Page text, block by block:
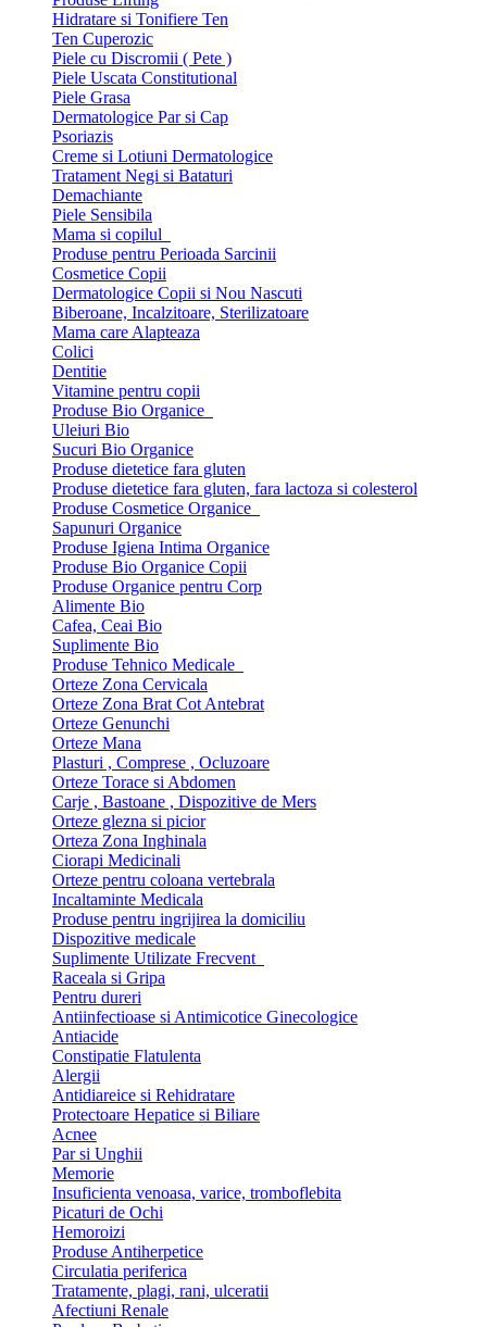
Hidratare si Tonifiere Ten
Ten Cuperozic
Piele cu Discromii ( Pete )
Piele Uscata Constitutional
Piele Grasa
Dermatologice Par si Cap
Psoriazis
Creme si Lotiuni Dermatologice
Tratament Negi si Bataturi
Demachiante
Piele Sensibila
Mama si copilul
Produse pentru Perioada Sarcinii
Cosmetice Copii
Dermatologice Copii si Nou Nascuti
Biberoane, Incalzitoare, Sterilizatoare
Mama care Alapteaza
Colici
Dentitie
Vitamine pentru copii
Produse Bio Organice
Uleiuri Bio
Sucuri Bio Organice
Produse dietetice fara gluten
Produse dietetice fara gluten, fara lactoza si colesterol
Produse Cosmetice Organice
Sapunuri Organice
Produse Igiena Intima Organice
Produse Bio Organice Copii
Produse Organice pentru Corp
Alimente Bio
Cafea, Ceai Bio
Suplimente Bio
Produse Tehnico Medicale
Orteze Zona Cervicala
Orteze Zona Brat Cot Antebrat
Orteze Genunchi
Orteze Mana
Plasturi , Comprese , Ocluzoare
Orteze Torace si Abdomen
Carje , Bastoane , Dispozitive de Mers
Orteze glezna si picior
Orteza Zona Inghinala
Ciorapi Medicinali
Orteze pentru coloana vertebrala
Incaltaminte Medicala
Produse pentru ingrijirea la domiciliu
Dispozitive medicale
Suplimente Utilizate Frecvent
Raceala si Gripa
Pentru dureri
Antiinfectioase si Antimicotice Ginecologice
Antiacide
Constipatie Flatulenta
Alergii
Antidiareice si Rehidratare
Protectoare Hepatice si Biliare
Acnee
Par si Unghii
Memorie
Insuficienta venoasa, varice, tromboflebita
Picaturi de Ochi
Hemoroizi
Produse Antiherpetice
Circulatia periferica
Tratamente, plagi, rani, ulceratii
Afectiuni Renale